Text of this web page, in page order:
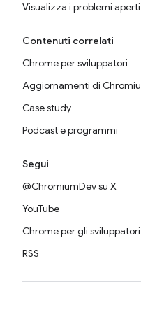
Visualizza i problemi aperti
Contenuti correlati
Chrome per sviluppatori
Aggiornamenti di
Case study
Podcast e programmi
Segui
@ChromiumDev su X
YouTube
Chrome per gli
RSS